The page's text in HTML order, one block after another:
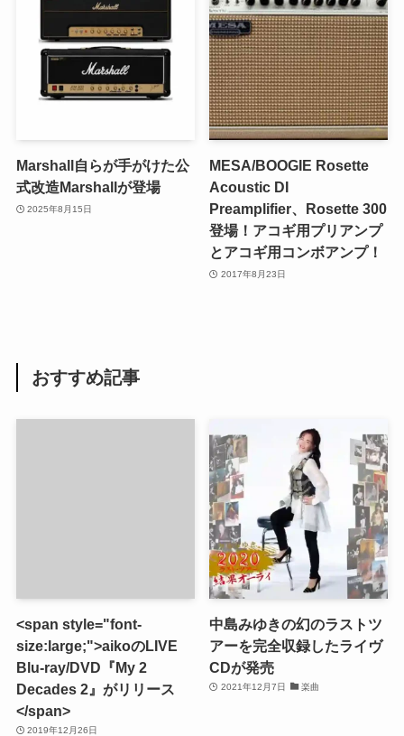
Marshall自らが手がけた公
式改造Marshallが登場
2025年8月15日
MESA/BOOGIE Rosette
Acoustic DI
Preamplifier、Rosette 300
登場！アコギ用プリアンプ
とアコギ用コンボアンプ！
2017年8月23日
おすすめ記事
<span style="font-
size:large;">aikoのLIVE
Blu-ray/DVD『My 2
Decades 2』がリリース
</span>
2019年12月26日
中島みゆきの幻のラストツ
アーを完全収録したライヴ
CDが発売
2021年12月7日 楽曲